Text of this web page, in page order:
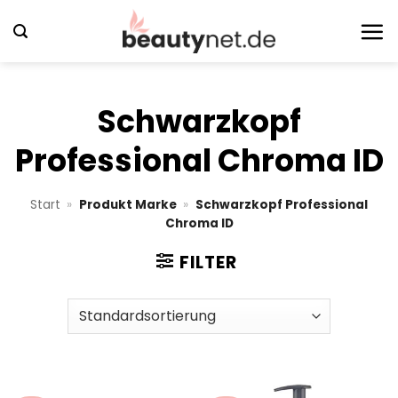
Inhalt
Schwarzkopf
Professional Chroma ID
Start » Produkt Marke » Schwarzkopf Professional
Chroma ID
FILTER